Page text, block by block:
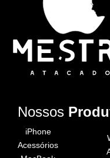
Nossos
iPhone
Acessórios